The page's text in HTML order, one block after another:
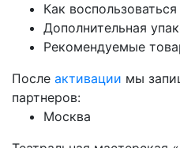
Как воспользоваться
Дополнительная
Рекомендуемые
После активации мы
партнеров:
Москва